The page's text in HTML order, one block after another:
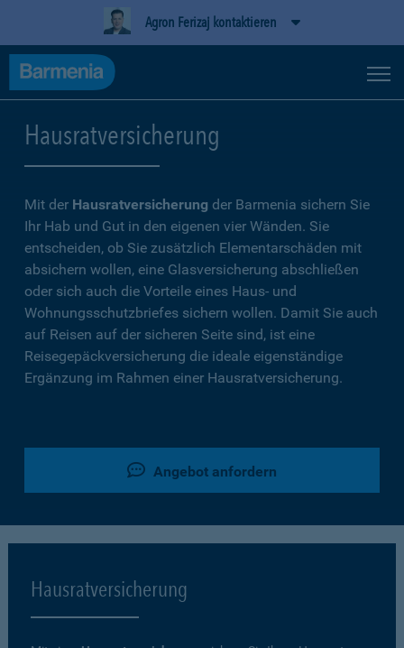
Agron Ferizaj kontaktieren
Hausratversicherung
Mit der Hausratversicherung der Barmenia sichern Sie
Ihr Hab und Gut in den eigenen vier Wänden. Sie
entscheiden, ob Sie zusätzlich Elementarschäden mit
absichern wollen, eine Glasversicherung abschließen
oder sich auch die Vorteile eines Haus- und
Wohnungsschutzbriefes sichern wollen. Damit Sie auch
auf Reisen auf der sicheren Seite sind, ist eine
Reisegepäckversicherung die ideale eigenständige
Ergänzung im Rahmen einer Hausratversicherung.
Angebot anfordern
Hausratversicherung